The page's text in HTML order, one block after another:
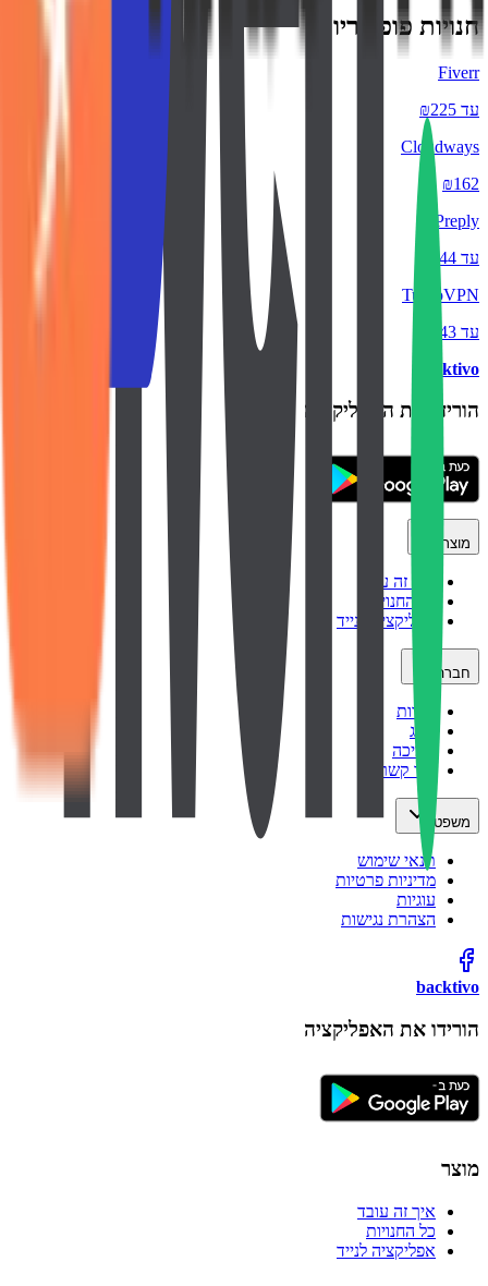
חנויות פופולריות
Fiverr
עד ₪225
Cloudways
₪162
Preply
עד ₪44
TurboVPN
עד ₪43
backtivo
הורידו את האפליקציה
מוצר
איך זה עובד
כל החנויות
אפליקציה לנייד
חברה
אודות
בלוג
תמיכה
צור קשר
משפטי
תנאי שימוש
מדיניות פרטיות
עוגיות
הצהרת נגישות
backtivo
הורידו את האפליקציה
מוצר
איך זה עובד
כל החנויות
אפליקציה לנייד